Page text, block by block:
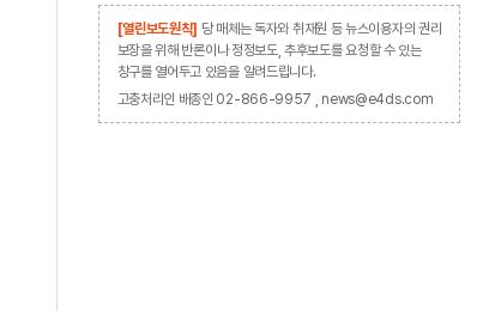
[열린보도원칙] 당 매체는 독자와 취재원 등 뉴스이용자의 권리
보장을 위해 반론이나 정정보도, 추후보도를 요청할 수 있는
창구를 열어두고 있음을 알려드립니다.
고충처리인 배종인 02-866-9957 , news@e4ds.com